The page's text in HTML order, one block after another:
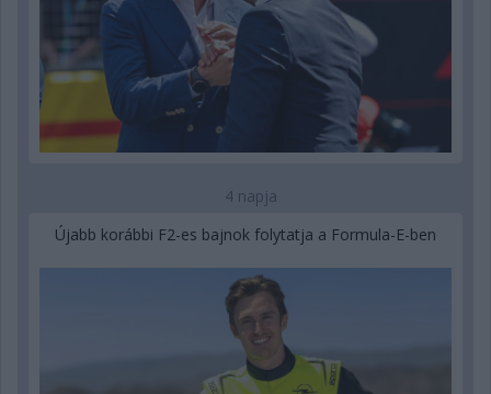
4 napja
Újabb korábbi F2-es bajnok folytatja a Formula-E-ben